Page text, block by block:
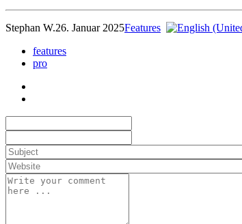
Stephan W.26. Januar 2025Features
features
pro